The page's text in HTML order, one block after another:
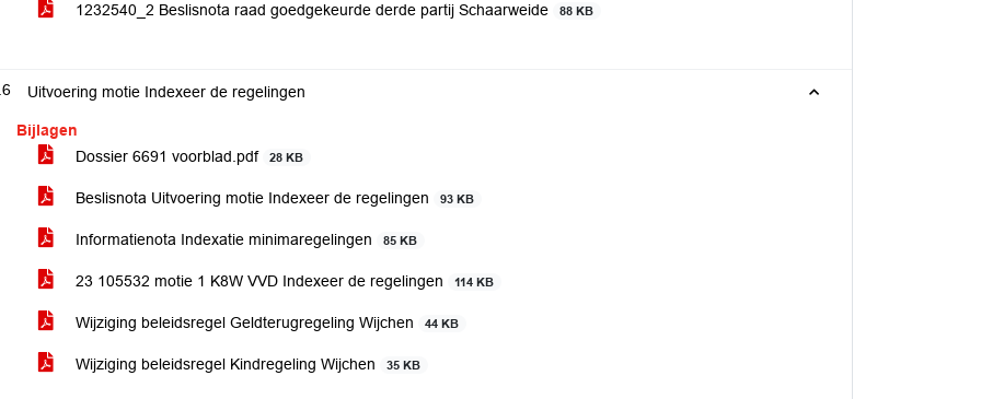
1232540_2 Beslisnota raad goedgekeurde derde partij Schaarweide 88 KB
Uitvoering motie Indexeer de regelingen
Bijlagen
Dossier 6691 voorblad.pdf
28 KB
Beslisnota Uitvoering motie Indexeer de regelingen 93 KB
Informatienota Indexatie minimaregelingen 85 KB
23 105532 motie 1 K8W VVD Indexeer de regelingen 114 KB
Wijziging beleidsregel Geldterugregeling Wijchen 44 KB
Wijziging beleidsregel Kindregeling Wijchen 35 KB